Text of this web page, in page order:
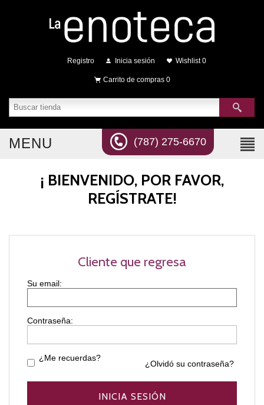
Registro Inicia sesión Wishlist 0
Carrito de compras 0
(787) 275-6670
MENU
¡ BIENVENIDO, POR FAVOR,
REGÍSTRATE!
Cliente que regresa
Contraseña:
¿Me recuerdas?
¿Olvidó su contraseña?